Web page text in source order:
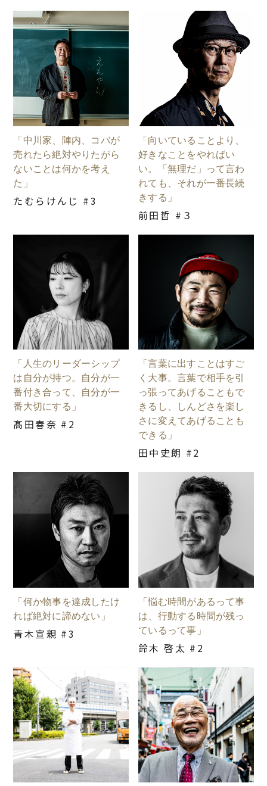
「中川家、陣内、コバが
売れたら絶対やりたがら
ないことは何かを考え
た」
たむらけんじ #3
「向いていることより、
好きなことをやればい
い。「無理だ」って言わ
れても、それが一番長続
きする」
前田哲 #３
「人生のリーダーシップ
は自分が持つ。自分が一
番付き合って、自分が一
番大切にする」
髙田春奈 #2
「言葉に出すことはすご
く大事。言葉で相手を引
っ張ってあげることもで
きるし、しんどさを楽し
さに変えてあげることも
できる」
田中史朗 #2
「何か物事を達成したけ
れば絶対に諦めない」
青木宣親 #3
「悩む時間があるって事
は、行動する時間が残っ
ているって事」
鈴木 啓太 #2